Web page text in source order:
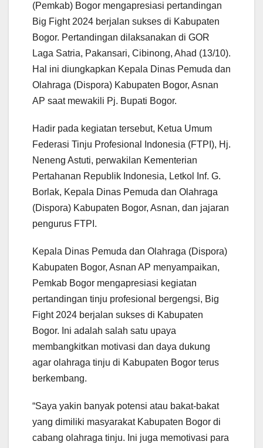
(Pemkab) Bogor mengapresiasi pertandingan
Big Fight 2024 berjalan sukses di Kabupaten
Bogor. Pertandingan dilaksanakan di GOR
Laga Satria, Pakansari, Cibinong, Ahad (13/10).
Hal ini diungkapkan Kepala Dinas Pemuda dan
Olahraga (Dispora) Kabupaten Bogor, Asnan
AP saat mewakili Pj. Bupati Bogor.
Hadir pada kegiatan tersebut, Ketua Umum
Federasi Tinju Profesional Indonesia (FTPI), Hj.
Neneng Astuti, perwakilan Kementerian
Pertahanan Republik Indonesia, Letkol Inf. G.
Borlak, Kepala Dinas Pemuda dan Olahraga
(Dispora) Kabupaten Bogor, Asnan, dan jajaran
pengurus FTPI.
Kepala Dinas Pemuda dan Olahraga (Dispora)
Kabupaten Bogor, Asnan AP menyampaikan,
Pemkab Bogor mengapresiasi kegiatan
pertandingan tinju profesional bergengsi, Big
Fight 2024 berjalan sukses di Kabupaten
Bogor. Ini adalah salah satu upaya
membangkitkan motivasi dan daya dukung
agar olahraga tinju di Kabupaten Bogor terus
berkembang.
“Saya yakin banyak potensi atau bakat-bakat
yang dimiliki masyarakat Kabupaten Bogor di
cabang olahraga tinju. Ini juga memotivasi para